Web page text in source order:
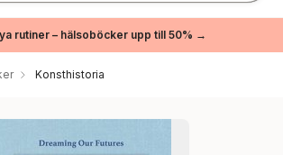
rutiner – hälsoböcker upp till 50% →
Konsthistoria